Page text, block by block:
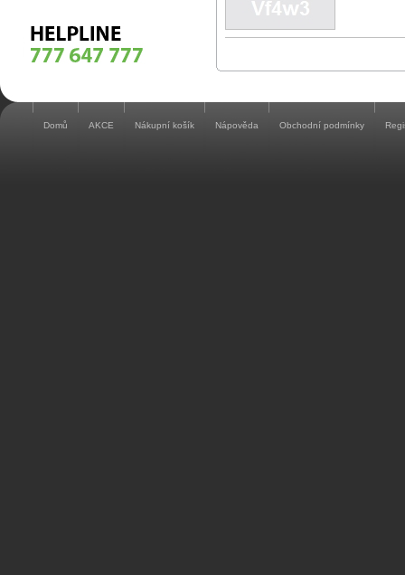
Domů AKCE Nákupní košík Nápověda Obchodní podmínky